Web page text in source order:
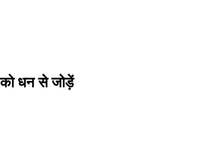
धन से जोड़ें